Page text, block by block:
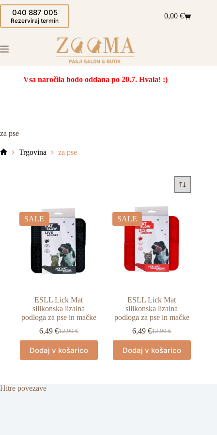
Skip
content
040 887 005
Rezerviraj termin
Shopping
0,00€
Vsa naročila bodo oddana po 20.7. Hvala! :)
za pse
Trgovina za pse
SALE
ESLL Lick Mat
silikonska lizalna
podloga za pse in mačke
12,99€
Izvirna
je
bila:
6,49 €Trenutna
je:
6,49 €.
Dodaj v košarico
SALE
ESLL Lick Mat
silikonska lizalna
podloga za pse in mačke
12,99€
Izvirna
je
bila:
6,49 €Trenutna
je:
6,49 €.
Dodaj v košarico
Hitre povezave